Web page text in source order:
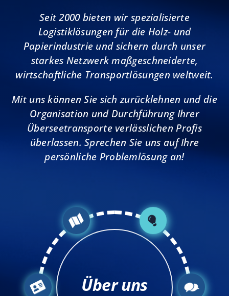
Seit 2000 bieten wir spezialisierte
Logistiklösungen für die Holz- und
Papierindustrie und sichern durch unser
starkes Netzwerk maßgeschneiderte,
wirtschaftliche Transportlösungen weltweit.
Mit uns können Sie sich zurücklehnen und die
Organisation und Durchführung Ihrer
Überseetransporte verlässlichen Profis
überlassen. Sprechen Sie uns auf Ihre
persönliche Problemlösung an!
Über uns